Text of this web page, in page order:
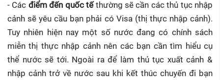
- Các điểm đến quốc tếthường sẽ cần các thủ tục nhập
cảnh sẽ yêu cầu bạn phải có Visa (thị thực nhập cảnh).
Tuy nhiên hiện nay một số nước đang có chính sách
miễn thị thực nhập cảnh nên các bạn cần tìm hiểu cụ
thể nước sẽ tới. Ngoài ra để làm thủ tục xuất cảnh &
nhập cảnh trở về nước sau khi kết thúc chuyến đi bạn